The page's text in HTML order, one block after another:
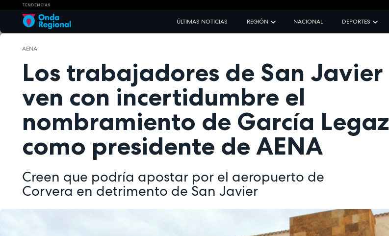
TENDENCIAS
ÚLTIMAS NOTICIAS REGIÓN NACIONAL DEPORTES
AENA
Los trabajadores de San Javier
ven con incertidumbre el
nombramiento de García Legaz
como presidente de AENA
Creen que podría apostar por el aeropuerto de
Corvera en detrimento de San Javier